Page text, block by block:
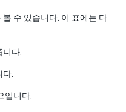
수 있습니다. 이 표에는 다
다.
.
입니다.